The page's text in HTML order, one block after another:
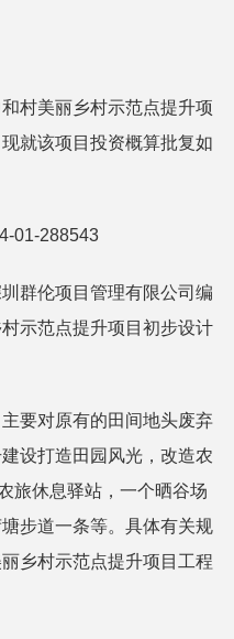
美丽乡村示范点提升项
就该项目投资概算批复如
01-288543
伦项目管理有限公司编
示范点提升项目初步设计
要对原有的田间地头废弃
设打造田园风光，改造农
旅休息驿站，一个晒谷场
步道一条等。具体有关规
乡村示范点提升项目工程